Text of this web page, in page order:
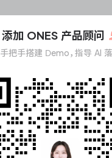
添加 ONES 产品顾问
手把手搭建 Demo，指导 AI